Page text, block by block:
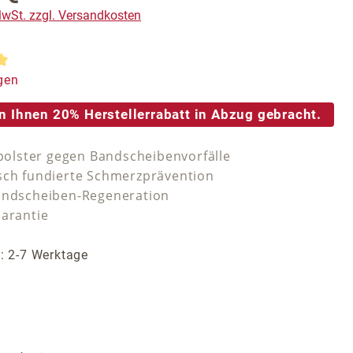
zzgl. Versandkosten
Bewertung von 5 von 5 Sternen
Ihnen 20% Herstellerrabatt in Abzug gebracht.
gegen Bandscheibenvorfälle
fundierte Schmerzprävention
Regeneration
2-7 Werktage